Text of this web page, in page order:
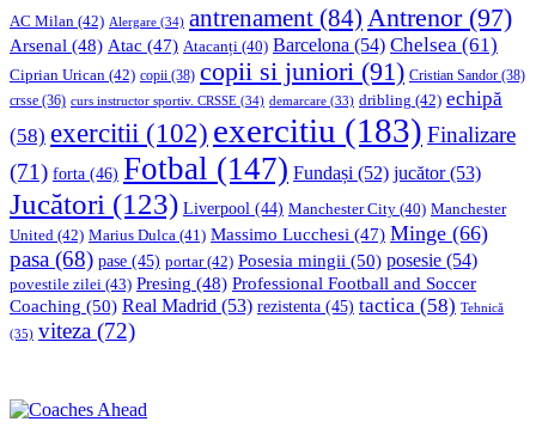
AC Milan (42) Alergare (34) antrenament (84) Antrenor(97)
Arsenal (48) Atac (47) Atacanți (40) Barcelona (54) Chelsea (61)
Ciprian Urican (42) copii (38) copii si juniori (91) Cristian Sandor (38)
crsse (36) curs instructor sportiv. CRSSE (34) demarcare (33) dribling (42) echipă
(58) exercitii (102) exercitiu (183) Finalizare
(71) forta (46) Fotbal (147) Fundași (52) jucător(53)
Jucători (123) Liverpool (44) Manchester City (40) Manchester
United (42) Marius Dulca (41) Massimo Lucchesi (47) Minge (66)
pasa (68) pase (45) portar(42) Posesia mingii (50) posesie (54)
povestile zilei (43) Presing (48) Professional Football and Soccer
Coaching (50) Real Madrid (53) rezistenta (45) tactica (58) Tehnică
(35) viteza (72)